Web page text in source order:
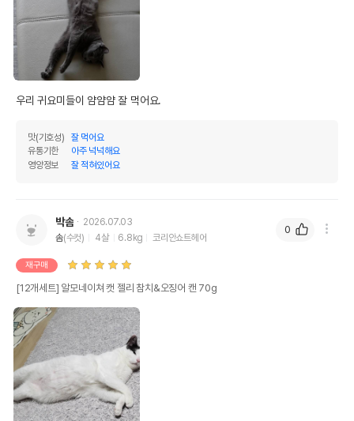
우리 귀요미들이 얌얌얌 잘 먹어요.
맛(기호성)
잘 먹어요
유통기한
아주 넉넉해요
영양정보
잘 적혀있어요
박솜
2026.07.03
솜(수컷) 4살 6.8kg 코리안쇼트헤어
재구매
[12개세트] 알모네이쳐 캣 젤리 참치&오징어 캔 70g
0